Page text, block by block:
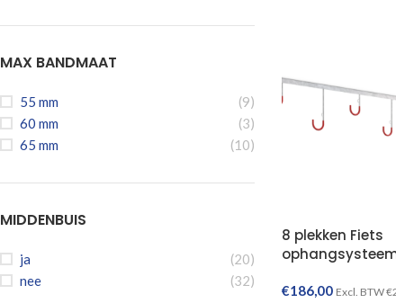
MAX BANDMAAT
55 mm
(9)
60 mm
(3)
65 mm
(10)
MIDDENBUIS
ja
(20)
nee
(32)
8 plekken Fiets
€186,00 Excl. BTW€